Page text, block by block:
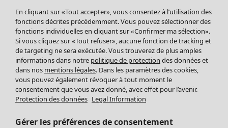
Leggings et collants
Accessoires
Chaussures
Vêtements de bain
Basics
Soldes Mobilier
Bonnes affaires déco
Décoration
Textiles
Tapis
Éponge
En cliquant sur «Tout accepter», vous consentez à l’utilisation des
fonctions décrites précédemment. Vous pouvez sélectionner des
fonctions individuelles en cliquant sur «Confirmer ma sélection».
Si vous cliquez sur «Tout refuser», aucune fonction de tracking et
de targeting ne sera exécutée. Vous trouverez de plus amples
informations dans notre politique de protection des données et
dans nos mentions légales. Dans les paramètres des cookies,
vous pouvez également révoquer à tout moment le
consentement que vous avez donné, avec effet pour l’avenir.
Protection des données Legal Information
Gérer les préférences de consentement